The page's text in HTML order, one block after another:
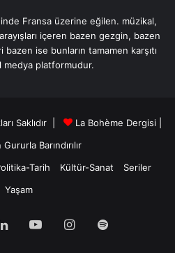
Fransa üzerine eğilen. müzikal,
içeren bazen gezgin, bazen
ise bunların tamamen karşıtı
medya platformudur.
Saklıdır | La Bohème Dergisi|
Barındırılır
Tarih Kültür-Sanat
Seriler
Yaşam
LinkedInYouTubeInstagram
Spotify